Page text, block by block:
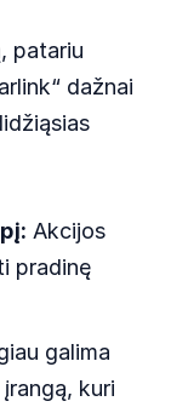
patariu
dažnai
Akcijos
pradinę
galima
kuri